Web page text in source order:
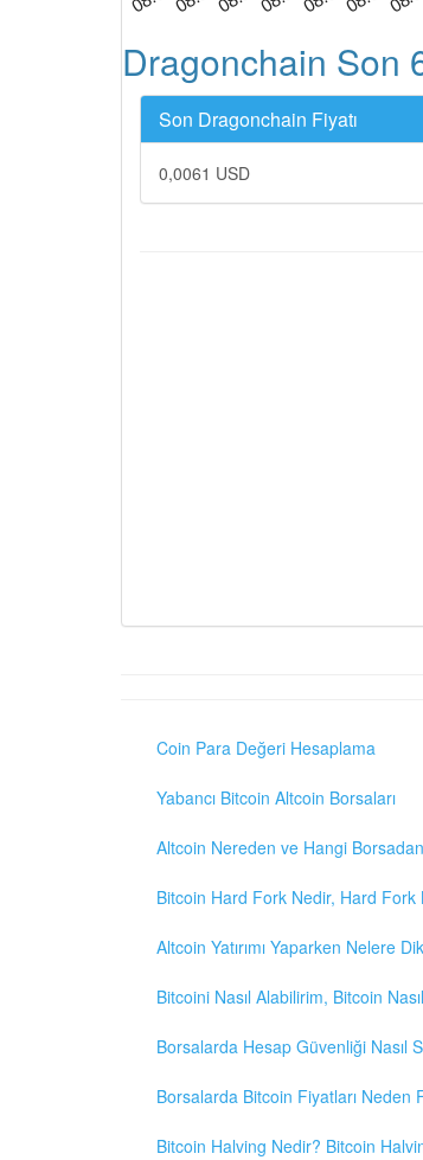
Dragonchain Son
Son Dragonchain Fiyatı
0,0061 USD
Coin Para Değeri Hesaplama
Yabancı Bitcoin Altcoin Borsaları
Altcoin Nereden ve Hangi Borsadan
Bitcoin Hard Fork Nedir, Hard Fork
Altcoin Yatırımı Yaparken Nelere
Bitcoini Nasıl Alabilirim, Bitcoin
Borsalarda Hesap Güvenliği Nasıl
Borsalarda Bitcoin Fiyatları Neden
Bitcoin Halving Nedir? Bitcoin